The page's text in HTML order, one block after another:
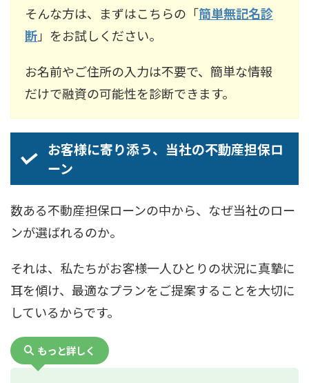
そんな方は、まずはこちらの「簡単無記名診
断」をお試しください。
お名前やご住所の入力は不要で、簡単な情報
だけで融資の可能性を診断できます。
お客様に寄り添う、当社の不動産担保ロ
ーン
数ある不動産担保ローンの中から、なぜ当社のロー
ンが選ばれるのか。
それは、私たちがお客様一人ひとりの状況に真摯に
耳を傾け、最適なプランをご提案することを大切に
しているからです。
もっと詳しく